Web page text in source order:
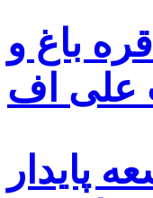
باغ و
علی اف
پایدار